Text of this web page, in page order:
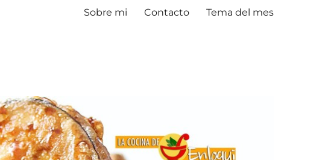
Sobre mi Contacto Tema del mes